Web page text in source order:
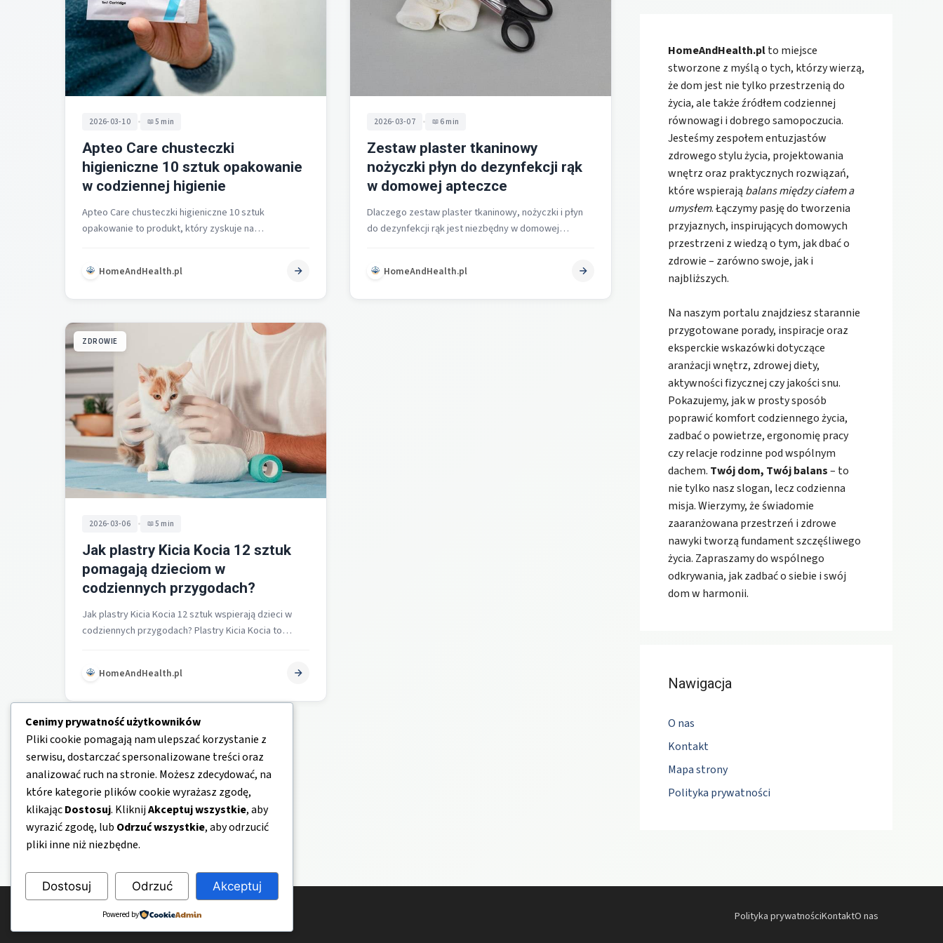
2026-03-10 • 5 min
Apteo Care chusteczki
higieniczne 10 sztuk opakowanie
w codziennej higienie
Apteo Care chusteczki higieniczne 10 sztuk
opakowanie to produkt, który zyskuje na
HomeAndHealth.pl
2026-03-07 • 6 min
Zestaw plaster tkaninowy
nożyczki płyn do dezynfekcji rąk
w domowej apteczce
Dlaczego zestaw plaster tkaninowy, nożyczki i płyn
do dezynfekcji rąk jest niezbędny w domowej
HomeAndHealth.pl
ZDROWIE
2026-03-06 • 5 min
Jak plastry Kicia Kocia 12 sztuk
pomagają dzieciom w
codziennych przygodach?
Jak plastry Kicia Kocia 12 sztuk wspierają dzieci w
codziennych przygodach? Plastry Kicia Kocia to
HomeAndHealth.pl
HomeAndHealth.plto miejsce
stworzone z myślą o tych, którzy wierzą,
że dom jest nie tylko przestrzenią do
życia, ale także źródłem codziennej
równowagi i dobrego samopoczucia.
Jesteśmy zespołem entuzjastów
zdrowego stylu życia, projektowania
wnętrz oraz praktycznych rozwiązań,
które wspierają balans między ciałem a
umysłem. Łączymy pasję do tworzenia
przyjaznych, inspirujących domowych
przestrzeni z wiedzą o tym, jak dbać o
zdrowie – zarówno swoje, jak i
najbliższych.
Na naszym portalu znajdziesz starannie
przygotowane porady, inspiracje oraz
eksperckie wskazówki dotyczące
aranżacji wnętrz, zdrowej diety,
aktywności fizycznej czy jakości snu.
Pokazujemy, jak w prosty sposób
poprawić komfort codziennego życia,
zadbać o powietrze, ergonomię pracy
czy relacje rodzinne pod wspólnym
dachem. Twój dom, Twój balans– to
nie tylko nasz slogan, lecz codzienna
misja. Wierzymy, że świadomie
zaaranżowana przestrzeń i zdrowe
nawyki tworzą fundament szczęśliwego
życia. Zapraszamy do wspólnego
odkrywania, jak zadbać o siebie i swój
dom w harmonii.
Nawigacja
O nas
Kontakt
Mapa strony
Polityka prywatności
© 2026 HomeAndHealth.pl Polityka prywatnościKontaktO nas
Cenimy prywatność użytkowników
Pliki cookie pomagają nam ulepszać korzystanie z
serwisu, dostarczać spersonalizowane treści oraz
analizować ruch na stronie. Możesz zdecydować, na
które kategorie plików cookie wyrażasz zgodę,
klikającDostosuj. KliknijAkceptuj wszystkie, aby
wyrazić zgodę, lub Odrzuć wszystkie, aby odrzucić
pliki inne niż niezbędne.
Dostosuj Odrzuć Akceptuj
Powered by